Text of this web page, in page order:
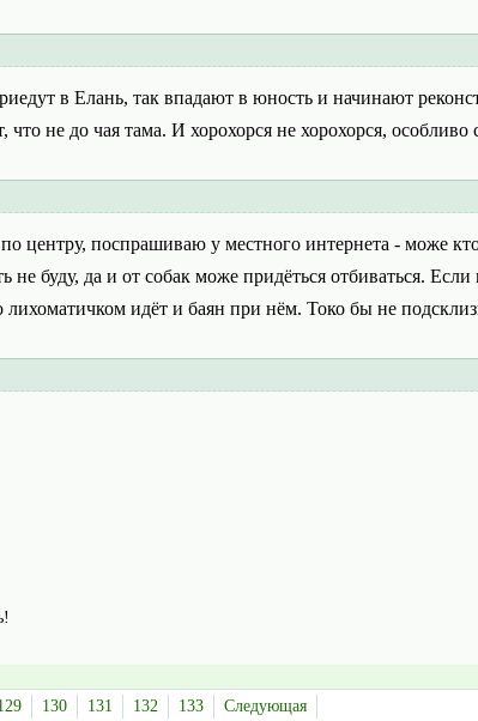
в Елань, так впадают в юность и начинают
не до чая тама. И хорохорся не хорохорся,
центру, поспрашиваю у местного интернета - може
не буду, да и от собак може придёться отбиваться.
идёт и баян при нём. Токо бы не
130 131 132 133 Следующая